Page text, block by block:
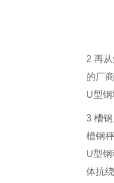
2 再
的厂
U型
3 槽
槽钢
U型
体抗